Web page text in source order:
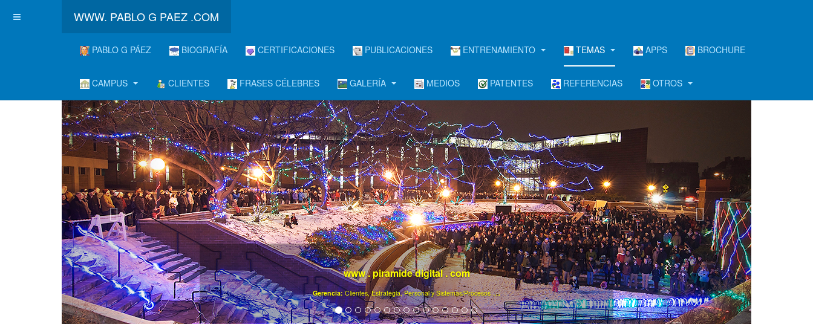
WWW. PABLO G PAEZ .COM
PABLO G PÁEZ BIOGRAFÍA CERTIFICACIONES PUBLICACIONES ENTRENAMIENTO TEMAS APPS BROCHURE
CAMPUS CLIENTES FRASES CÉLEBRES GALERÍA MEDIOS PATENTES REFERENCIAS OTROS
www . piramide digital . com
Gerencia: Clientes, Estrategia, Personal y Sistemas/Procesos...